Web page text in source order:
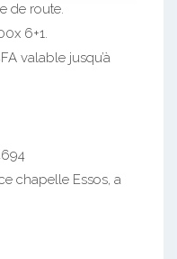
de route.
6+1.
valable jusqu’à
chapelle Essos, a